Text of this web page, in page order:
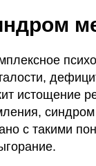
истощение
с такими